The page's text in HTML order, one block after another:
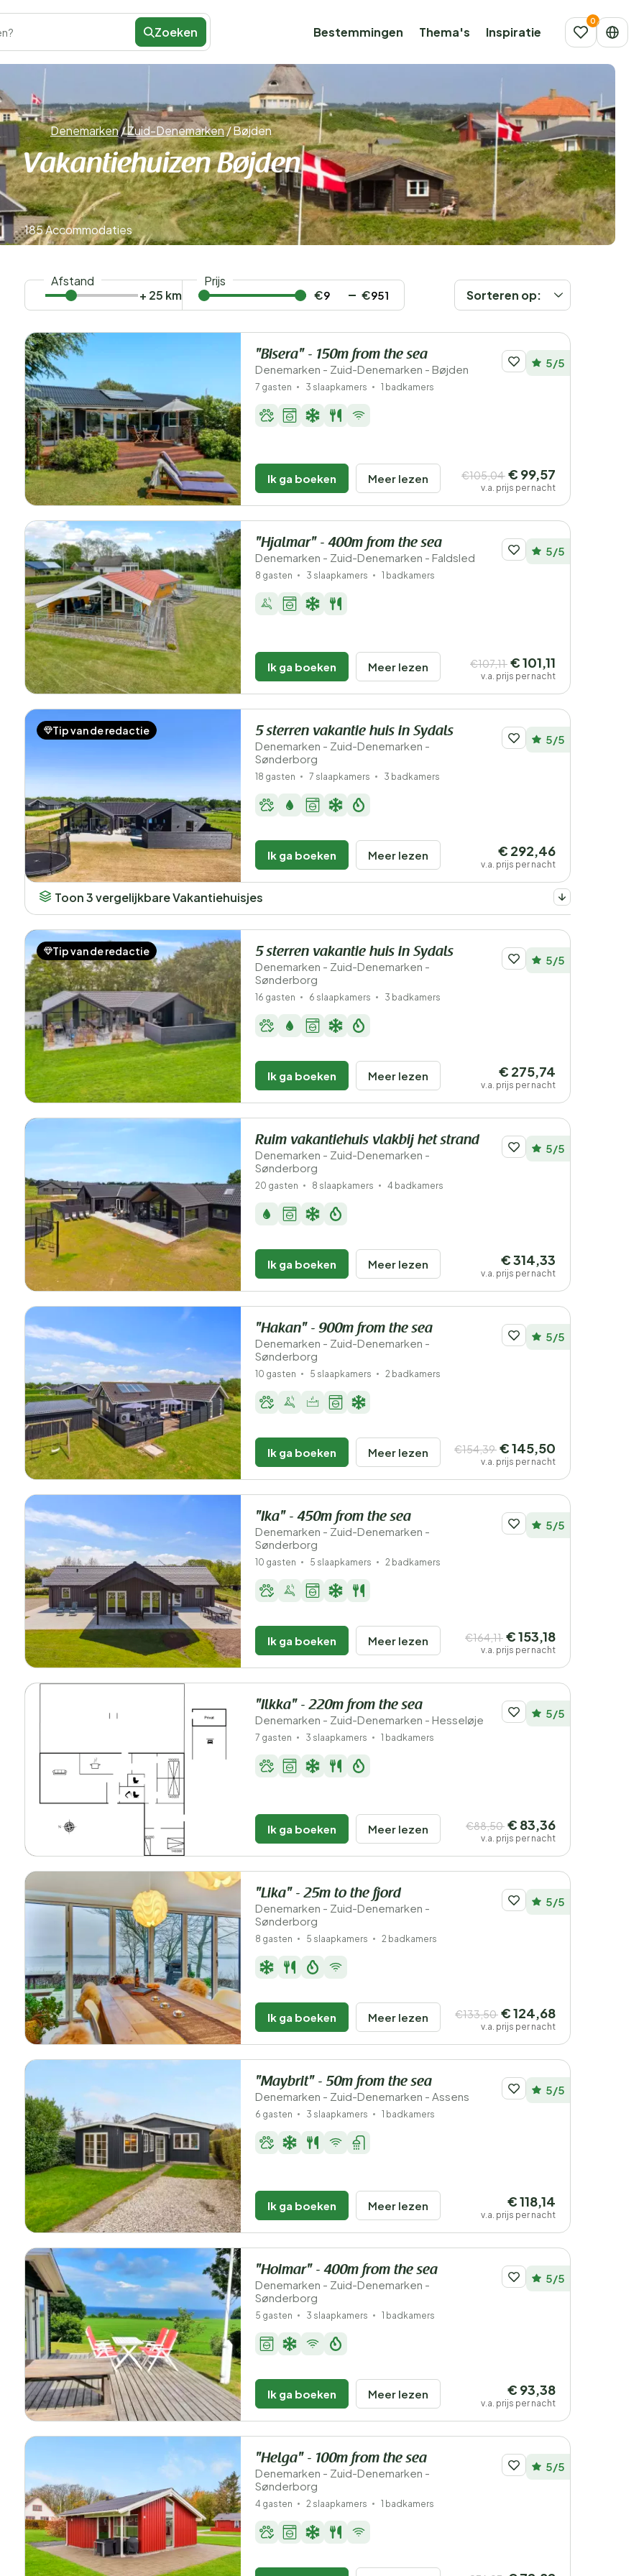
Zoeken Bestemmingen Thema's Inspiratie
Denemarken/Zuid-Denemarken/Bøjden
Vakantiehuizen Bøjden
185 Accommodaties
Afstand
+ 25 km
Prijs
€
€ Sorteren op:
"Bisera" - 150m from the sea
Denemarken - Zuid-Denemarken - Bøjden 5/5
7 gasten 3 slaapkamers 1 badkamers
Ik ga boeken Meer lezen €105,04 € 99,57
v.a. prijs per nacht
"Hjalmar" - 400m from the sea
Denemarken - Zuid-Denemarken - Faldsled 5/5
8 gasten 3 slaapkamers 1 badkamers
Ik ga boeken Meer lezen €107,11 € 101,11
v.a. prijs per nacht
Tip van de redactie 5 sterren vakantie huis in Sydals
Denemarken - Zuid-Denemarken -
Sønderborg
5/5
18 gasten 7 slaapkamers 3 badkamers
Ik ga boeken Meer lezen € 292,46
v.a. prijs per nacht
Toon 3 vergelijkbare Vakantiehuisjes
Tip van de redactie 5 sterren vakantie huis in Sydals
Denemarken - Zuid-Denemarken -
Sønderborg
5/5
16 gasten 6 slaapkamers 3 badkamers
Ik ga boeken Meer lezen € 275,74
v.a. prijs per nacht
Ruim vakantiehuis vlakbij het strand
Denemarken - Zuid-Denemarken -
Sønderborg
5/5
20 gasten 8 slaapkamers 4 badkamers
Ik ga boeken Meer lezen € 314,33
v.a. prijs per nacht
"Hakan" - 900m from the sea
Denemarken - Zuid-Denemarken -
Sønderborg
5/5
10 gasten 5 slaapkamers 2 badkamers
Ik ga boeken Meer lezen €154,39 € 145,50
v.a. prijs per nacht
"Ika" - 450m from the sea
Denemarken - Zuid-Denemarken -
Sønderborg
5/5
10 gasten 5 slaapkamers 2 badkamers
Ik ga boeken Meer lezen €164,11 € 153,18
v.a. prijs per nacht
"Ilkka" - 220m from the sea
Denemarken - Zuid-Denemarken - Hesseløje 5/5
7 gasten 3 slaapkamers 1 badkamers
Ik ga boeken Meer lezen €88,50 € 83,36
v.a. prijs per nacht
"Lika" - 25m to the fjord
Denemarken - Zuid-Denemarken -
Sønderborg
5/5
8 gasten 5 slaapkamers 2 badkamers
Ik ga boeken Meer lezen €133,50 € 124,68
v.a. prijs per nacht
"Maybrit" - 50m from the sea
Denemarken - Zuid-Denemarken - Assens 5/5
6 gasten 3 slaapkamers 1 badkamers
Ik ga boeken Meer lezen € 118,14
v.a. prijs per nacht
"Hoimar" - 400m from the sea
Denemarken - Zuid-Denemarken -
Sønderborg
5/5
5 gasten 3 slaapkamers 1 badkamers
Ik ga boeken Meer lezen € 93,38
v.a. prijs per nacht
"Helga" - 100m from the sea
Denemarken - Zuid-Denemarken -
Sønderborg
5/5
4 gasten 2 slaapkamers 1 badkamers